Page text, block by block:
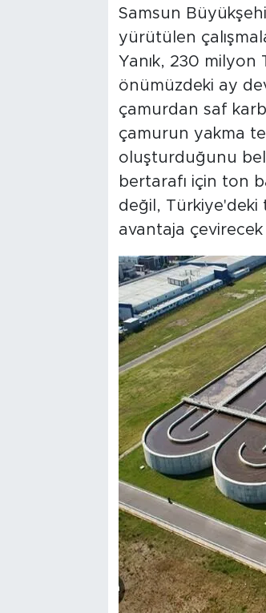
Samsun
yürütülen
Yanık, 230 milyon
önümüzdeki ay
çamurdan saf
çamurun yakma
oluşturduğunu
bertarafı için ton
değil,
avantaja çevirecek